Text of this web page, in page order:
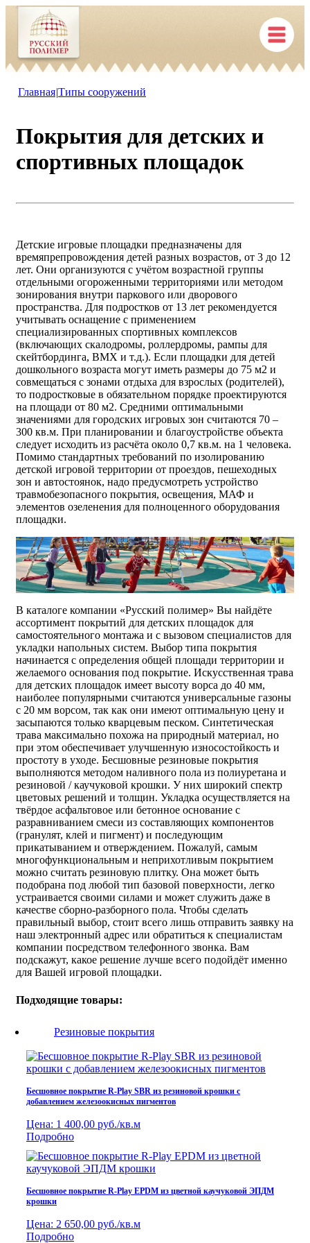
Главная|Типы сооружений
Покрытия для детских и
спортивных площадок
Детские игровые площадки предназначены для
времяпрепровождения детей разных возрастов, от 3 до 12
лет. Они организуются с учётом возрастной группы
отдельными огороженными территориями или методом
зонирования внутри паркового или дворового
пространства. Для подростков от 13 лет рекомендуется
учитывать оснащение с применением
специализированных спортивных комплексов
(включающих скалодромы, роллердромы, рампы для
скейтбординга, BMX и т.д.). Если площадки для детей
дошкольного возраста могут иметь размеры до 75 м2 и
совмещаться с зонами отдыха для взрослых (родителей),
то подростковые в обязательном порядке проектируются
на площади от 80 м2. Средними оптимальными
значениями для городских игровых зон считаются 70 –
300 кв.м. При планировании и благоустройстве объекта
следует исходить из расчёта около 0,7 кв.м. на 1 человека.
Помимо стандартных требований по изолированию
детской игровой территории от проездов, пешеходных
зон и автостоянок, надо предусмотреть устройство
травмобезопасного покрытия, освещения, МАФ и
элементов озеленения для полноценного оборудования
площадки.
В каталоге компании «Русский полимер» Вы найдёте
ассортимент покрытий для детских площадок для
самостоятельного монтажа и с вызовом специалистов для
укладки напольных систем. Выбор типа покрытия
начинается с определения общей площади территории и
желаемого основания под покрытие. Искусственная трава
для детских площадок имеет высоту ворса до 40 мм,
наиболее популярными считаются универсальные газоны
с 20 мм ворсом, так как они имеют оптимальную цену и
засыпаются только кварцевым песком. Синтетическая
трава максимально похожа на природный материал, но
при этом обеспечивает улучшенную износостойкость и
простоту в уходе. Бесшовные резиновые покрытия
выполняются методом наливного пола из полиуретана и
резиновой / каучуковой крошки. У них широкий спектр
цветовых решений и толщин. Укладка осуществляется на
твёрдое асфальтовое или бетонное основание с
разравниванием смеси из составляющих компонентов
(гранулят, клей и пигмент) и последующим
прикатыванием и отверждением. Пожалуй, самым
многофункциональным и неприхотливым покрытием
можно считать резиновую плитку. Она может быть
подобрана под любой тип базовой поверхности, легко
устраивается своими силами и может служить даже в
качестве сборно-разборного пола. Чтобы сделать
правильный выбор, стоит всего лишь отправить заявку на
наш электронный адрес или обратиться к специалистам
компании посредством телефонного звонка. Вам
подскажут, какое решение лучше всего подойдёт именно
для Вашей игровой площадки.
Подходящие товары:
Резиновые покрытия
Бесшовное покрытие R-Play SBR из резиновой крошки с
добавлением железоокисных пигментов
Цена: 1 400,00 руб./кв.м
Подробно
Бесшовное покрытие R-Play EPDM из цветной каучуковой ЭПДМ
крошки
Цена: 2 650,00 руб./кв.м
Подробно